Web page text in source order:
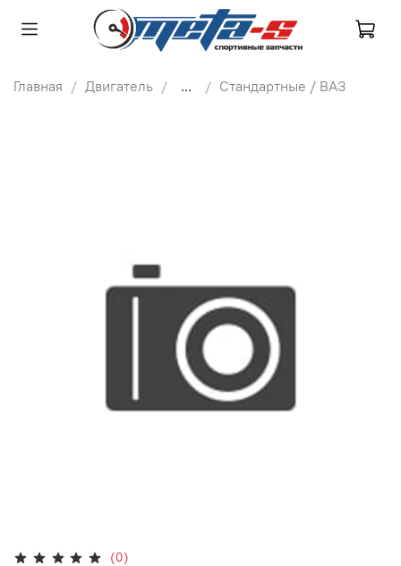
Главная Двигатель ... Стандартные / ВАЗ
(0)